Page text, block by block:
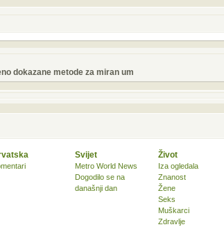
dokazane metode za miran um
Svijet
Metro World News
Dogodilo se na
današnji dan
Život
Iza ogledala
Znanost
Žene
Seks
Muškarci
Zdravlje